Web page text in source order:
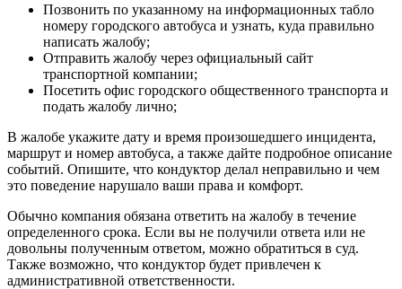
Позвонить по указанному на информационных табло
номеру городского автобуса и узнать, куда правильно
написать жалобу;
Отправить жалобу через официальный сайт
транспортной компании;
Посетить офис городского общественного транспорта и
подать жалобу лично;
В жалобе укажите дату и время произошедшего инцидента,
маршрут и номер автобуса, а также дайте подробное описание
событий. Опишите, что кондуктор делал неправильно и чем
это поведение нарушало ваши права и комфорт.
Обычно компания обязана ответить на жалобу в течение
определенного срока. Если вы не получили ответа или не
довольны полученным ответом, можно обратиться в суд.
Также возможно, что кондуктор будет привлечен к
административной ответственности.